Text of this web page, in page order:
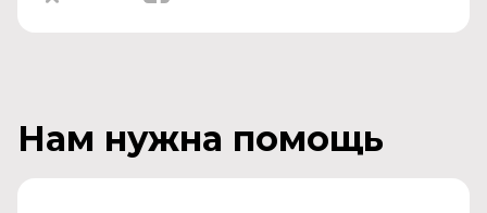
Нам нужна помощь